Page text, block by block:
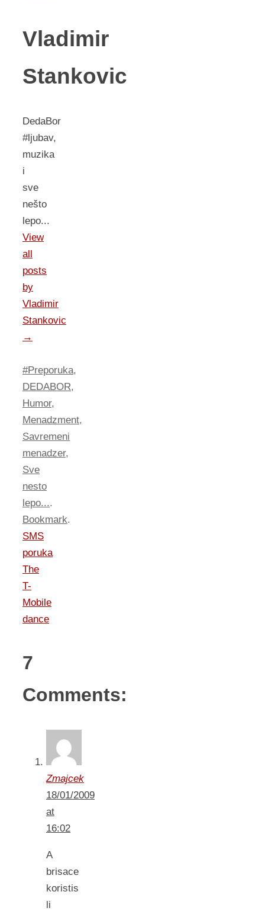
Vladimir
Stankovic
DedaBor
#ljubav,
muzika
i
sve
nešto
lepo...
View
all
posts
by
Vladimir
Stankovic
→
#Preporuka,
DEDABOR,
Humor,
Menadzment,
Savremeni
menadzer,
Sve
nesto
lepo....
Bookmark.
SMS
poruka
The
T-
Mobile
dance
7
Comments:
Zmajcek
18/01/2009
at
16:02
A
brisace
koristis
li